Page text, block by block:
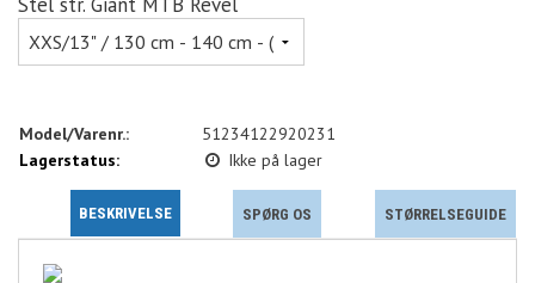
Model/Varenr.:
51234122920231
Lagerstatus:
Ikke på lager
BESKRIVELSE SPØRG OS STØRRELSEGUIDE